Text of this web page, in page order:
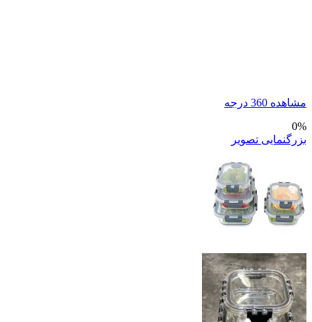
مشاهده 360 درجه
0%
بزرگنمایی تصویر